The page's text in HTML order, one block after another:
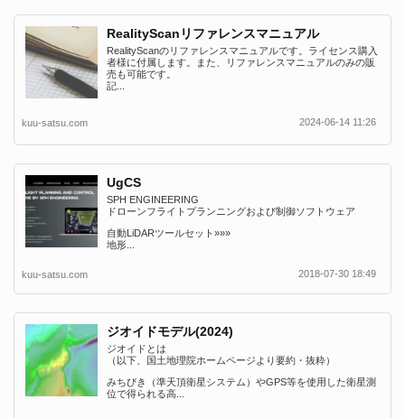
RealityScanリファレンスマニュアル
RealityScanのリファレンスマニュアルです。ライセンス購入
者様に付属します。また、リファレンスマニュアルのみの販
売も可能です。
記...
kuu-satsu.com 2024-06-14 11:26
UgCS
SPH ENGINEERING
ドローンフライトプランニングおよび制御ソフトウェア
自動LiDARツールセット»»»
地形...
kuu-satsu.com 2018-07-30 18:49
ジオイドモデル(2024)
ジオイドとは
（以下、国土地理院ホームページより要約・抜粋）
みちびき（準天頂衛星システム）やGPS等を使用した衛星測
位で得られる高...